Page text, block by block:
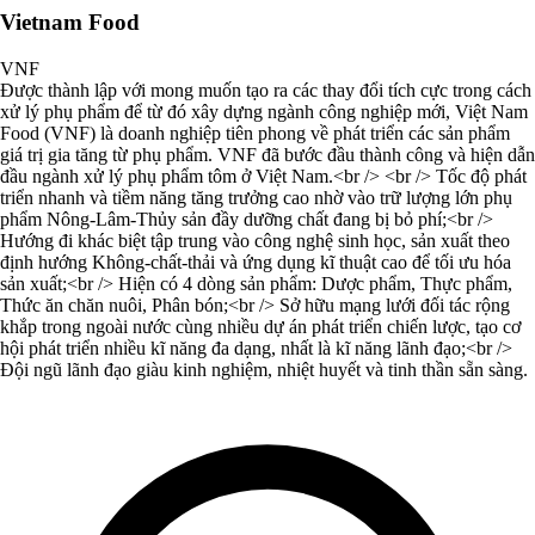
Vietnam Food
VNF
Được thành lập với mong muốn tạo ra các thay đổi tích cực trong cách
xử lý phụ phẩm để từ đó xây dựng ngành công nghiệp mới, Việt Nam
Food (VNF) là doanh nghiệp tiên phong về phát triển các sản phẩm
giá trị gia tăng từ phụ phẩm. VNF đã bước đầu thành công và hiện dẫn
đầu ngành xử lý phụ phẩm tôm ở Việt Nam.<br /> <br /> Tốc độ phát
triển nhanh và tiềm năng tăng trưởng cao nhờ vào trữ lượng lớn phụ
phẩm Nông-Lâm-Thủy sản đầy dưỡng chất đang bị bỏ phí;<br />
Hướng đi khác biệt tập trung vào công nghệ sinh học, sản xuất theo
định hướng Không-chất-thải và ứng dụng kĩ thuật cao để tối ưu hóa
sản xuất;<br /> Hiện có 4 dòng sản phẩm: Dược phẩm, Thực phẩm,
Thức ăn chăn nuôi, Phân bón;<br /> Sở hữu mạng lưới đối tác rộng
khắp trong ngoài nước cùng nhiều dự án phát triển chiến lược, tạo cơ
hội phát triển nhiều kĩ năng đa dạng, nhất là kĩ năng lãnh đạo;<br />
Đội ngũ lãnh đạo giàu kinh nghiệm, nhiệt huyết và tinh thần sẵn sàng.